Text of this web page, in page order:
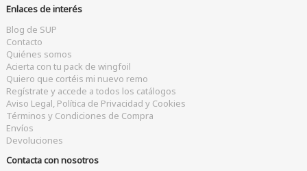
Enlaces de interés
Blog de SUP
Contacto
Quiénes somos
Acierta con tu pack de wingfoil
Quiero que cortéis mi nuevo remo
Regístrate y accede a todos los catálogos
Aviso Legal, Política de Privacidad y Cookies
Términos y Condiciones de Compra
Envíos
Devoluciones
Contacta con nosotros